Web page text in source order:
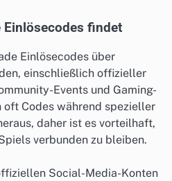
Einlösecodes findet
Einlösecodes über
einschließlich offizieller
Events und Gaming-
Codes während spezieller
daher ist es vorteilhaft,
verbunden zu bleiben.
Social-Media-Konten